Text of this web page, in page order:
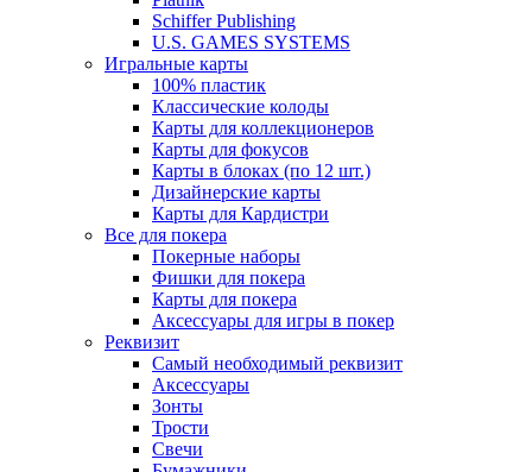
Schiffer Publishing
U.S. GAMES SYSTEMS
Игральные карты
100% пластик
Классические колоды
Карты для коллекционеров
Карты для фокусов
Карты в блоках (по 12 шт.)
Дизайнерские карты
Карты для Кардистри
Все для покера
Покерные наборы
Фишки для покера
Карты для покера
Аксессуары для игры в покер
Реквизит
Самый необходимый реквизит
Аксессуары
Зонты
Трости
Свечи